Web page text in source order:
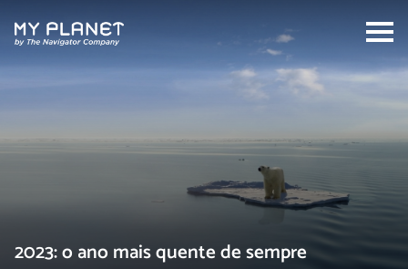
Search:
2023: o ano mais quente de sempre